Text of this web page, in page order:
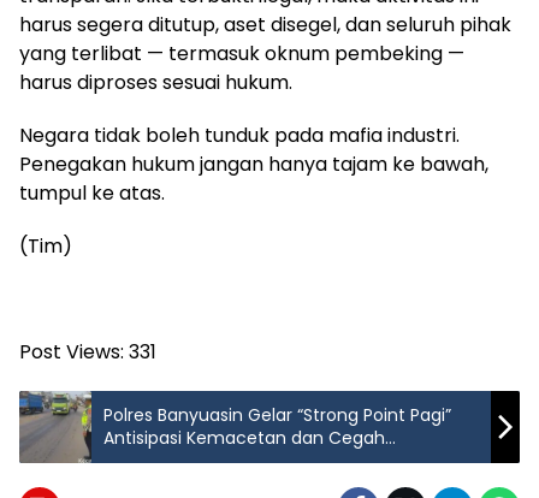
harus segera ditutup, aset disegel, dan seluruh pihak
yang terlibat — termasuk oknum pembeking —
harus diproses sesuai hukum.
Negara tidak boleh tunduk pada mafia industri.
Penegakan hukum jangan hanya tajam ke bawah,
tumpul ke atas.
(Tim)
Post Views: 331
Polres Banyuasin Gelar “Strong Point Pagi”
Antisipasi Kemacetan dan Cegah
Kecelakaan